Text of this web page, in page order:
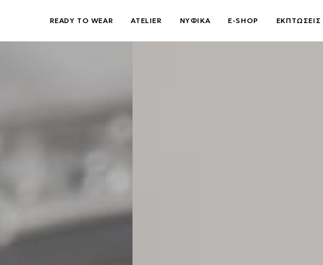
READY TO WEAR ATELIER ΝΥΦΙΚΑ E-SHOP ΕΚΠΤΩΣΕΙΣ